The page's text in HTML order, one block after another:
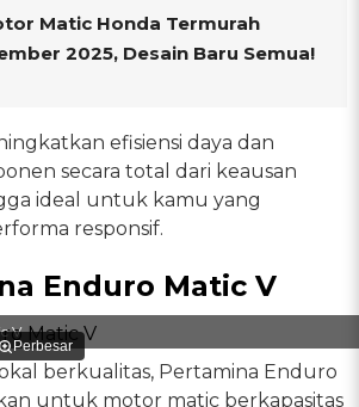
Matic Honda Termurah
2025, Desain Baru Semua!
efisiensi daya dan
secara total dari keausan
ideal untuk kamu yang
responsif.
Enduro Matic V
Perbesar
V
berkualitas, Pertamina Enduro
untuk motor matic berkapasitas